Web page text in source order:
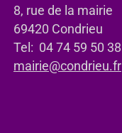
8, rue de la mairie
69420 Condrieu
Tel: 04 74 59 50 38
mairie@condrieu.fr